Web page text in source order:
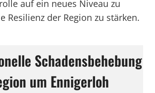
auf ein neues Niveau zu
Resilienz der Region zu stärken.
Schadensbehebung
um Ennigerloh